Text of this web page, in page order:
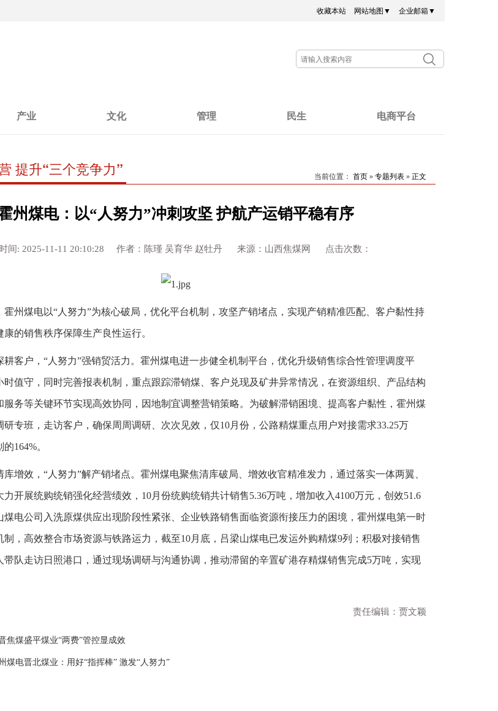
收藏本站 网站地图▼ 企业邮箱▼
产业 文化 管理 民生 电商平台
提升“三个竞争力” 当前位置： 首页 » 专题列表 » 正文
州煤电：以“人努力”冲刺攻坚 护航产运销平稳有序
间: 2025-11-11 20:10:28 作者：陈瑾 吴育华 赵牡丹 来源：山西焦煤网 点击次数：
霍州煤电以“人努力”为核心破局，优化平台机制，攻坚产销堵点，实现产销精准匹配、客户黏性持
的销售秩序保障生产良性运行。
耕客户，“人努力”强销贸活力。霍州煤电进一步健全机制平台，优化升级销售综合性管理调度平
时值守，同时完善报表机制，重点跟踪滞销煤、客户兑现及矿井异常情况，在资源组织、产品结构
服务等关键环节实现高效协同，因地制宜调整营销策略。为破解滞销困境、提高客户黏性，霍州煤
研专班，走访客户，确保周周调研、次次见效，仅10月份，公路精煤重点用户对接需求33.25万
164%。
库增效，“人努力”解产销堵点。霍州煤电聚焦清库破局、增效收官精准发力，通过落实一体两翼、
开展统购统销强化经营绩效，10月份统购统销共计销售5.36万吨，增加收入4100万元，创效51.6
煤电公司入洗原煤供应出现阶段性紧张、企业铁路销售面临资源衔接压力的困境，霍州煤电第一时
制，高效整合市场资源与铁路运力，截至10月底，吕梁山煤电已发运外购精煤9列；积极对接销售
带队走访日照港口，通过现场调研与沟通协调，推动滞留的辛置矿港存精煤销售完成5万吨，实现
责任编辑：贾文颖
焦煤盛平煤业“两费”管控显成效
煤电晋北煤业：用好“指挥棒” 激发“人努力”